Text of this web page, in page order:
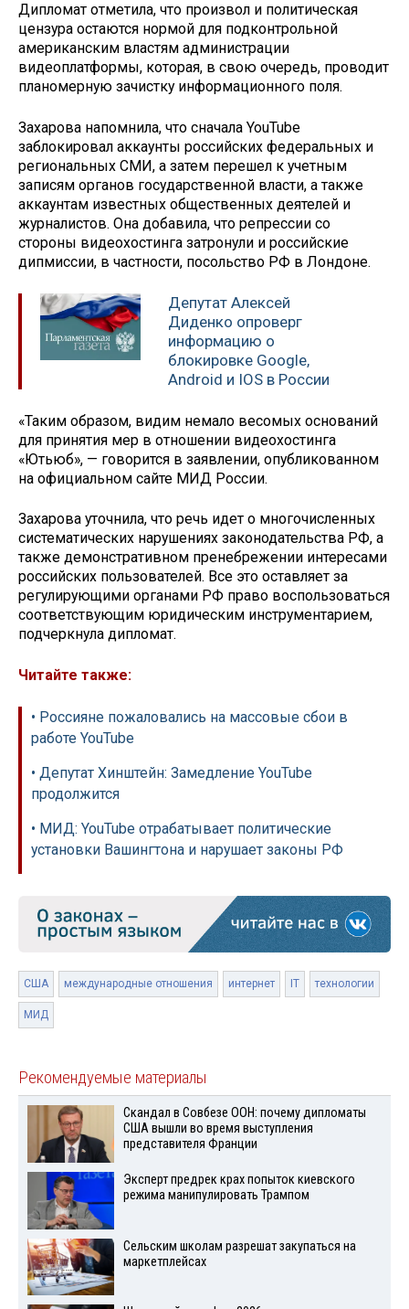
Дипломат отметила, что произвол и политическая
цензура остаются нормой для подконтрольной
американским властям администрации
видеоплатформы, которая, в свою очередь, проводит
планомерную зачистку информационного поля.
Захарова напомнила, что сначала YouTube
заблокировал аккаунты российских федеральных и
региональных СМИ, а затем перешел к учетным
записям органов государственной власти, а также
аккаунтам известных общественных деятелей и
журналистов. Она добавила, что репрессии со
стороны видеохостинга затронули и российские
дипмиссии, в частности, посольство РФ в Лондоне.
Депутат Алексей
Диденко опроверг
информацию о
блокировке Google,
Android и IOS в России
«Таким образом, видим немало весомых оснований
для принятия мер в отношении видеохостинга
«Ютьюб», — говорится в заявлении, опубликованном
на официальном сайте МИД России.
Захарова уточнила, что речь идет о многочисленных
систематических нарушениях законодательства РФ, а
также демонстративном пренебрежении интересами
российских пользователей. Все это оставляет за
регулирующими органами РФ право воспользоваться
соответствующим юридическим инструментарием,
подчеркнула дипломат.
Читайте также:
• Россияне пожаловались на массовые сбои в
работе YouTube
• Депутат Хинштейн: Замедление YouTube
продолжится
• МИД: YouTube отрабатывает политические
установки Вашингтона и нарушает законы РФ
США международные отношения интернет IT технологии
МИД
Рекомендуемые материалы
Скандал в Совбезе ООН: почему дипломаты
США вышли во время выступления
представителя Франции
Эксперт предрек крах попыток киевского
режима манипулировать Трампом
Сельским школам разрешат закупаться на
маркетплейсах